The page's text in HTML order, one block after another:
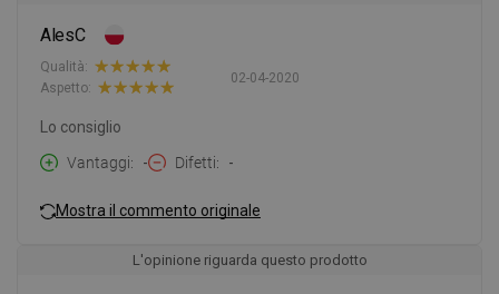
AlesC
02-04-2020
Qualità:
Aspetto:
Lo consiglio
Vantaggi
- Difetti -
Mostra il commento originale
L'opinione riguarda questo prodotto